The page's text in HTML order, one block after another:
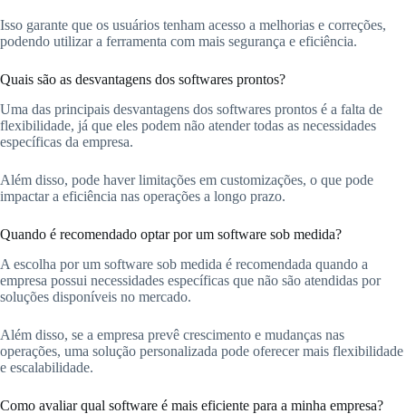
Isso garante que os usuários tenham acesso a melhorias e correções,
podendo utilizar a ferramenta com mais segurança e eficiência.
Quais são as desvantagens dos softwares prontos?
Uma das principais desvantagens dos softwares prontos é a falta de
flexibilidade, já que eles podem não atender todas as necessidades
específicas da empresa.
Além disso, pode haver limitações em customizações, o que pode
impactar a eficiência nas operações a longo prazo.
Quando é recomendado optar por um software sob medida?
A escolha por um software sob medida é recomendada quando a
empresa possui necessidades específicas que não são atendidas por
soluções disponíveis no mercado.
Além disso, se a empresa prevê crescimento e mudanças nas
operações, uma solução personalizada pode oferecer mais flexibilidade
e escalabilidade.
Como avaliar qual software é mais eficiente para a minha empresa?